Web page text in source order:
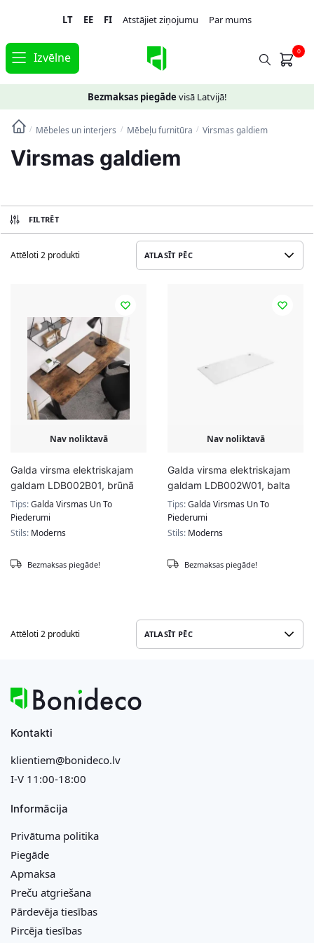
navigation
content
LT EE FI Atstājiet ziņojumu Par mums
Izvēlne 0
Bezmaksas piegāde visā Latvijā!
/ Mēbeles un interjers / Mēbeļu furnitūra / Virsmas galdiem
Virsmas galdiem
FILTRĒT
Attēloti 2 produkti
Nav noliktavā
Galda virsma elektriskajam
galdam LDB002B01, brūnā
krāsā
Tips:Galda Virsmas Un To
Piederumi
Stils: Moderns
Bezmaksas piegāde!
Nav noliktavā
Galda virsma elektriskajam
galdam LDB002W01, balta
krāsa
Tips:Galda Virsmas Un To
Piederumi
Stils: Moderns
Bezmaksas piegāde!
Attēloti 2 produkti
Kontakti
klientiem@bonideco.lv
I-V 11:00-18:00
Informācija
Privātuma politika
Piegāde
Apmaksa
Preču atgriešana
Pārdevēja tiesības
Pircēja tiesības